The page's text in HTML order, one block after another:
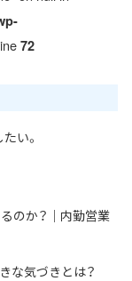
72
い。
のか？｜内勤営業
な気づきとは？